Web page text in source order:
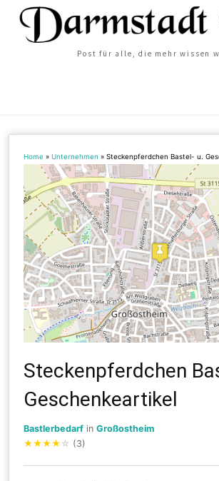
Post für alle, die mehr wissen
Home »Unternehmen »Steckenpferdchen Bastel- u.
Steckenpferdchen
Geschenkeartikel
Bastlerbedarf inGroßostheim
★★★★ ☆ (3)